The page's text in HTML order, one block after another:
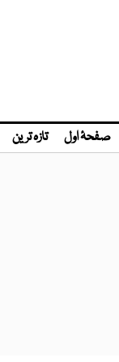
صفحۂ اول تازہ ترین